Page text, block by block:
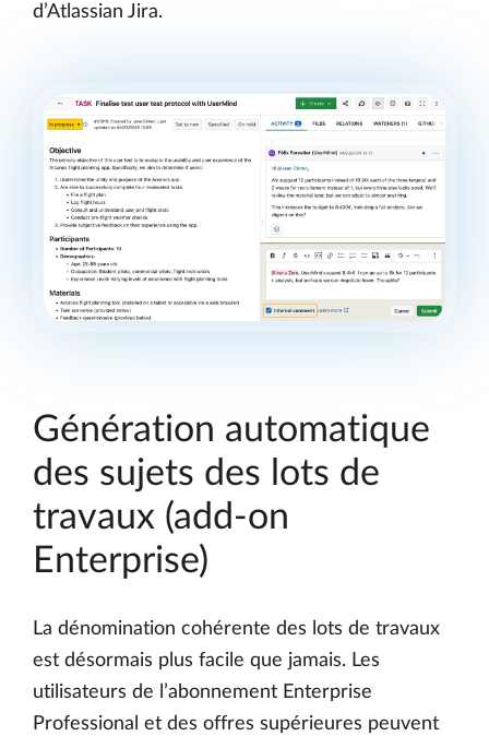
d’Atlassian Jira.
Génération automatique
des sujets des lots de
travaux (add-on
Enterprise)
La dénomination cohérente des lots de travaux
est désormais plus facile que jamais. Les
utilisateurs de l’abonnement Enterprise
Professional et des offres supérieures peuvent